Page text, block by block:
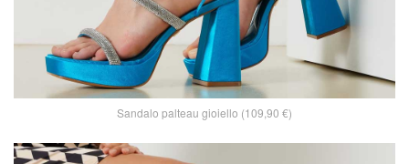
Sandalo palteau gioiello (109,90 €)